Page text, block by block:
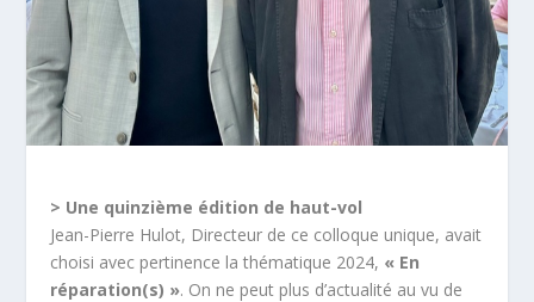
> Une quinzième édition de haut-vol
Jean-Pierre Hulot, Directeur de ce colloque unique, avait
choisi avec pertinence la thématique 2024, « En
réparation(s) ». On ne peut plus d’actualité au vu de